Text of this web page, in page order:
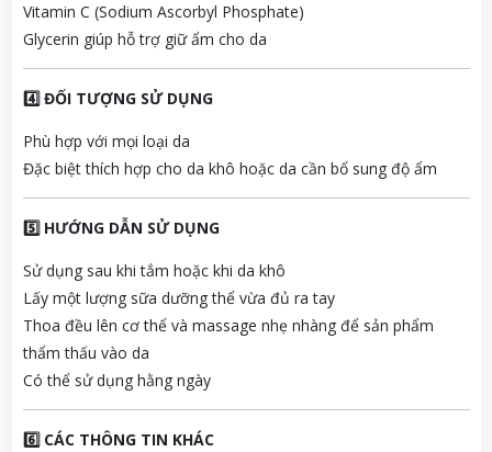
Vitamin C (Sodium Ascorbyl Phosphate)
Glycerin giúp hỗtrợ giữẩm cho da
4️⃣ĐỐI TƯỢNG SỬ DỤNG
Phù hợp với mọi loại da
Đặc biệtthích hợp cho da khô hoặc da cần bổ sung độ ẩm
5️⃣ HƯỚNG DẪN SỬ DỤNG
Sửdụng sau khitắm hoặc khi da khô
Lấy một lượng sữa dưỡngthể vừa đủ ratay
Thoa đều lên cơthể và massage nhẹ nhàng để sản phẩm
thẩmthấu vào da
Cóthể sửdụng hằng ngày
6️⃣ CÁC THÔNG TIN KHÁC